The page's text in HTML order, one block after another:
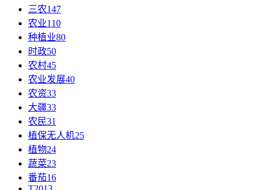
三农147
农业110
种植业80
时政50
农村45
农业发展40
农资33
大疆33
农民31
植保无人机25
植物24
蔬菜23
番茄16